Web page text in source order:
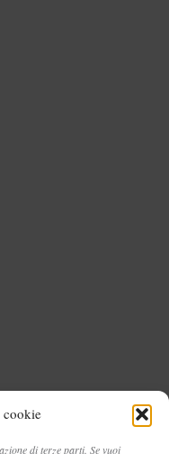
cookie
di terze parti. Se vuoi